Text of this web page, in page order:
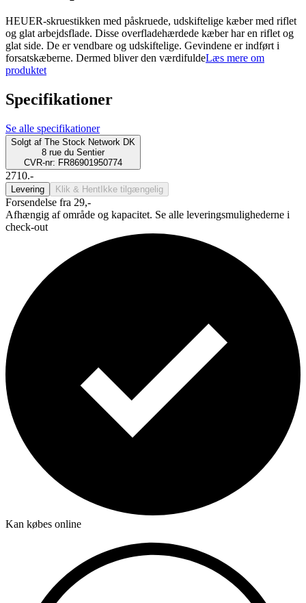
HEUER-skruestikken med påskruede, udskiftelige kæber med riflet
og glat arbejdsflade. Disse overfladehærdede kæber har en riflet og
glat side. De er vendbare og udskiftelige. Gevindene er indført i
forsatskæberne. Dermed bliver den værdifuldeLæs mere om
produktet
Specifikationer
Se alle specifikationer
Solgt af The Stock Network DK
8 rue du Sentier
CVR-nr: FR86901950774
2710.-
Levering Klik & Hent Ikke tilgængelig
Forsendelse fra 29,-
Afhængig af område og kapacitet. Se alle leveringsmulighederne i
check-out
Kan købes online